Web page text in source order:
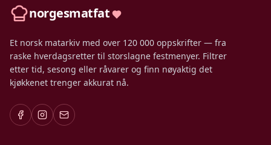
norgesmatfat
Et norsk matarkiv med over 120 000 oppskrifter — fra
raske hverdagsretter til storslagne festmenyer. Filtrer
etter tid, sesong eller råvarer og finn nøyaktig det
kjøkkenet trenger akkurat nå.